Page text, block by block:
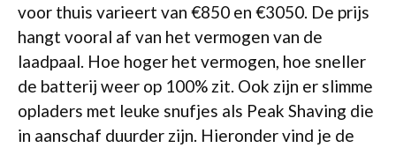
voor thuis varieert van €850 en €3050. De prijs
hangt vooral af van het vermogen van de
laadpaal. Hoe hoger het vermogen, hoe sneller
de batterij weer op 100% zit. Ook zijn er slimme
opladers met leuke snufjes als Peak Shaving die
in aanschaf duurder zijn. Hieronder vind je de